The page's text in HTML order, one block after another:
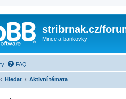
stribrnak.cz/
Mince a bankovky
FAQ
Hledat Aktivní témata